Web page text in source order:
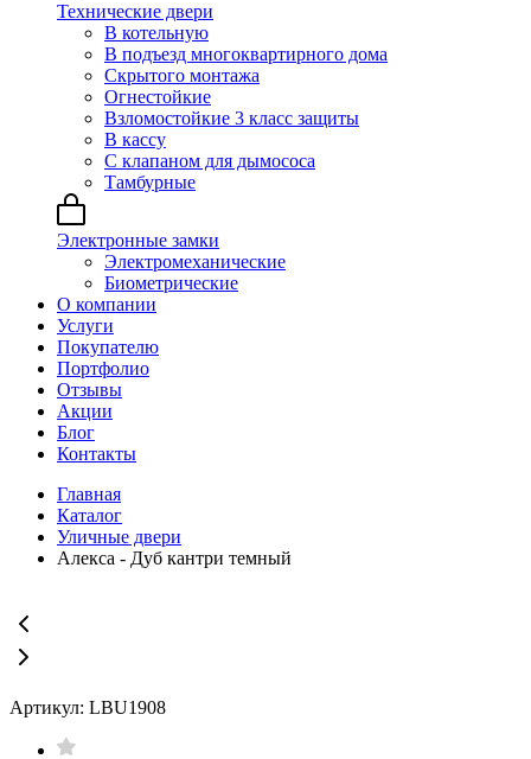
Технические двери
В котельную
В подъезд многоквартирного дома
Скрытого монтажа
Огнестойкие
Взломостойкие 3 класс защиты
В кассу
С клапаном для дымососа
Тамбурные
Электронные замки
Электромеханические
Биометрические
О компании
Услуги
Покупателю
Портфолио
Отзывы
Акции
Блог
Контакты
Главная
Каталог
Уличные двери
Алекса - Дуб кантри темный
Артикул: LBU1908